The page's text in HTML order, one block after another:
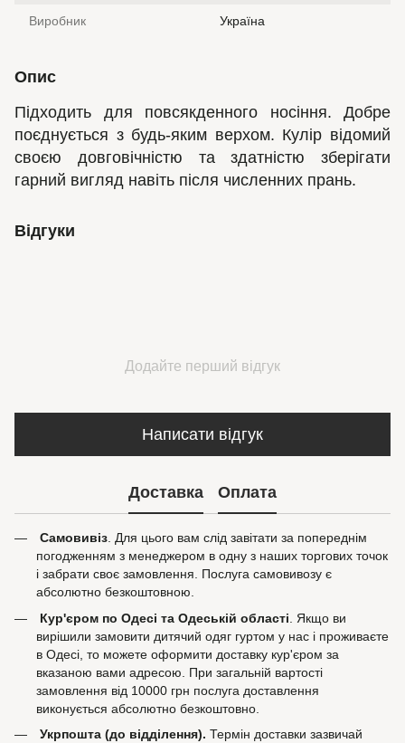
Виробник Україна
Опис
Підходить для повсякденного носіння. Добре
поєднується з будь-яким верхом. Кулір відомий
своєю довговічністю та здатністю зберігати
гарний вигляд навіть після численних прань.
Відгуки
Додайте перший відгук
Написати відгук
Доставка Оплата
Самовивіз. Для цього вам слід завітати за попереднім
погодженням з менеджером в одну з наших торгових точок
і забрати своє замовлення. Послуга самовивозу є
абсолютно безкоштовною.
Кур'єром по Одесі та Одеській області . Якщо ви
вирішили замовити дитячий одяг гуртом у нас і проживаєте
в Одесі, то можете оформити доставку кур'єром за
вказаною вами адресою. При загальній вартості
замовлення від 10000 грн послуга доставлення
виконується абсолютно безкоштовно.
Укрпошта (до відділення). Термін доставки зазвичай